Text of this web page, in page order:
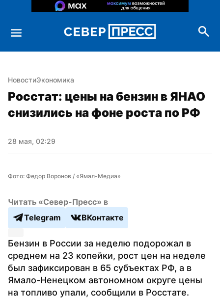
НовостиЭкономика
Росстат: цены на бензин в ЯНАО
снизились на фоне роста по РФ
28 мая, 02:29
Фото: Федор Воронов / «Ямал-Медиа»
Читать «Север-Пресс» в
Telegram
ВКонтакте
Бензин в России за неделю подорожал в
среднем на 23 копейки, рост цен на неделе
был зафиксирован в 65 субъектах РФ, а в
Ямало-Ненецком автономном округе цены
на топливо упали, сообщили в Росстате.